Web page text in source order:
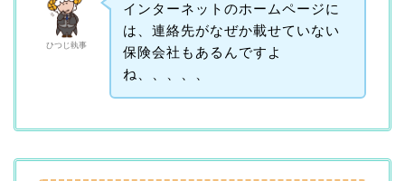
ひつじ執事
インターネットのホームページに
は、連絡先がなぜか載せていない
保険会社もあるんですよ
ね、、、、、